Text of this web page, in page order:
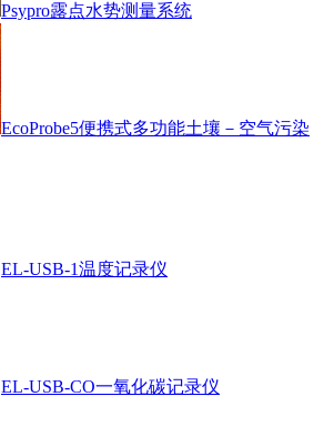
Psypro露点水势测量系统
EcoProbe5便携式多功能土壤－空气污染
EL-USB-1温度记录仪
EL-USB-CO一氧化碳记录仪